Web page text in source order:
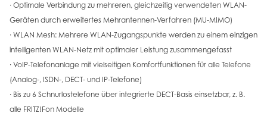
· Optimale Verbindung zu mehreren, gleichzeitig verwendeten WLAN-
Geräten durch erweitertes Mehrantennen-Verfahren (MU-MIMO)
· WLAN Mesh: Mehrere WLAN-Zugangspunkte werden zu einem einzigen
intelligenten WLAN-Netz mit optimaler Leistung zusammengefasst
· VoIP-Telefonanlage mit vielseitigen Komfortfunktionen für alle Telefone
(Analog-, ISDN-, DECT- und IP-Telefone)
· Bis zu 6 Schnurlostelefone über integrierte DECT-Basis einsetzbar, z. B.
alle FRITZ!Fon Modelle